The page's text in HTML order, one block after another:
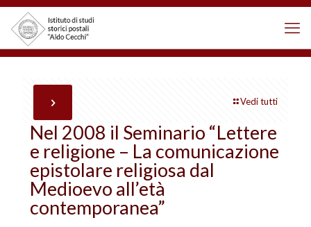
Vedi tutti
Nel 2008 il Seminario “Lettere
e religione – La comunicazione
epistolare religiosa dal
Medioevo all’età
contemporanea”